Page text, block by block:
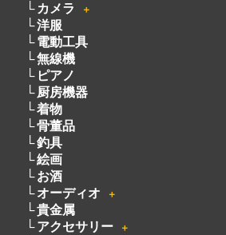
カメラ ＋
洋服
電動工具
無線機
ピアノ
厨房機器
着物
骨董品
釣具
絵画
お酒
オーディオ
＋
貴金属
アクセサリー
＋